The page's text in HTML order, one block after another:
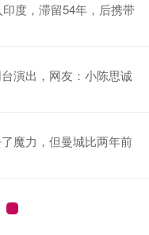
度，滞留54年，后携带
演出，网友：小陈思诚
魔力，但曼城比两年前